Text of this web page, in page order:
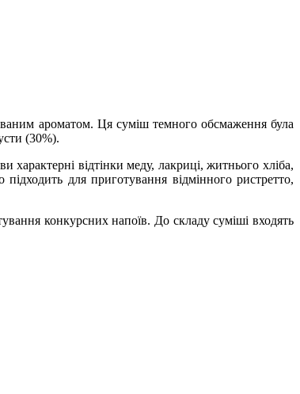
ароматом. Ця суміш темного обсмаження була
(30%).
характерні відтінки меду, лакриці, житнього хліба,
для приготування відмінного ристретто,
конкурсних напоїв. До складу суміші входять